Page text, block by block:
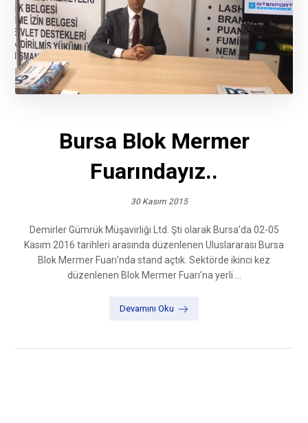
Bursa Blok Mermer
Fuarındayız..
30 Kasım 2015
Demirler Gümrük Müşavirliği Ltd. Şti olarak Bursa’da 02-05
Kasım 2016 tarihleri arasında düzenlenen Uluslararası Bursa
Blok Mermer Fuarı’nda stand açtık. Sektörde ikinci kez
düzenlenen Blok Mermer Fuarı’na yerli ...
Devamını Oku